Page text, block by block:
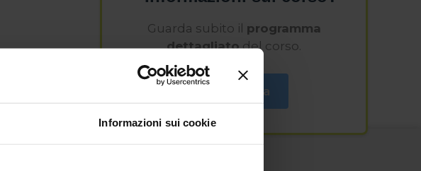
Informazioni sui cookie
Guarda subito il programma
dettagliatodel corso.
Richiedi ora